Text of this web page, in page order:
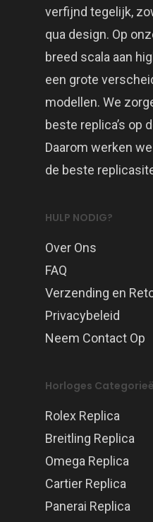
verfijnd tegelijk,
qua design. Op
breed scala aan
een grote
modellen. We
beste replica’s op
Daarom werken
de beste
HULP NODIG?
Over Ons
FAQ
Verzending en
Privacybeleid
Neem Contact Op
Horloges
Rolex Replica
Breitling Replica
Omega Replica
Cartier Replica
Panerai Replica